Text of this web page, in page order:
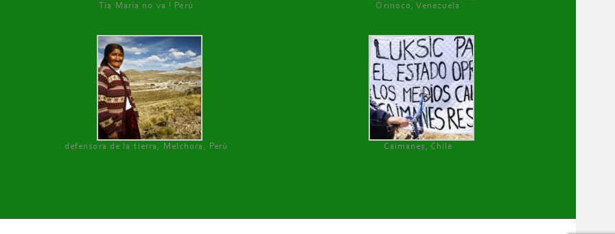
Tía María no va ! Perú Orinoco, Venezuela
defensora de la tierra, Melchora, Perú Caimanes, Chile